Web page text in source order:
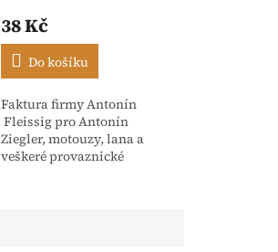
38 Kč
Do košíku
Faktura firmy Antonín
Fleissig pro Antonín
Ziegler, motouzy, lana a
veškeré provaznické